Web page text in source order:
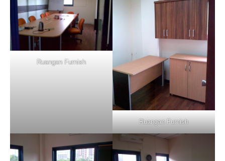
Ruangan Furnish
Ruangan Furnish